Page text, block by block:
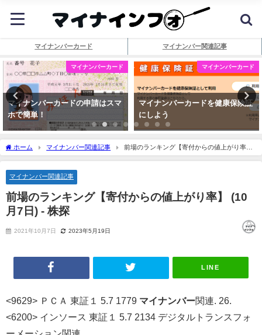
マイナンバーカード マイナンバー関連記事
マイナンバーカード
マイナンバーカードの申請はスマ
ホで簡単！
マイナンバーカード
マイナンバーカードを健康保険証
にしよう
ホーム マイナンバー関連記事
前場のランキング【寄付からの値上がり率】
(10月7日) - 株探
マイナンバー関連記事
前場のランキング【寄付からの値上がり率】 (10
月7日) - 株探
2021年10月7日 2023年5月19日
LINE
<9629> ＰＣＡ 東証１ 5.7 1779 マイナンバー関連. 26.
<6200> インソース 東証１ 5.7 2134 デジタルトランスフォ